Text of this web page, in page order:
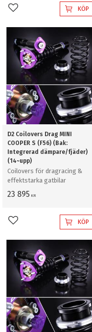
Lägg till i favoriterKÖP
D2 Coilovers Drag MINI
COOPER S (F56) (Bak:
Integrerad dämpare/fjäder)
(14~upp)
Coilovers för dragracing &
effektstarka gatbilar
23 895 KR
Lägg till i favoriterKÖP